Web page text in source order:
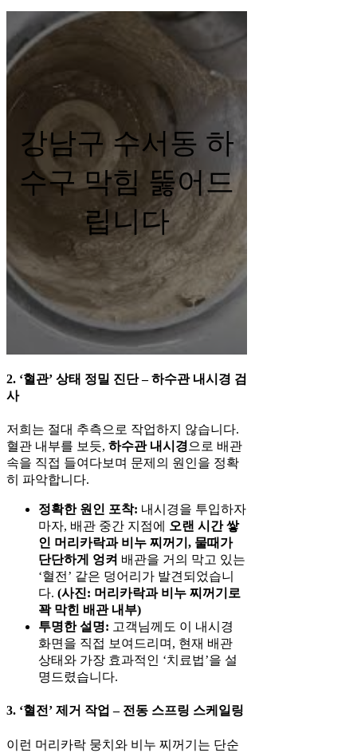
강남구 수서동 하
수구 막힘 뚫어드
립니다
2. ‘혈관’ 상태 정밀 진단 – 하수관 내시경 검
사
저희는 절대 추측으로 작업하지 않습니다.
혈관 내부를 보듯, 하수관 내시경으로 배관
속을 직접 들여다보며 문제의 원인을 정확
히 파악합니다.
정확한 원인 포착: 내시경을 투입하자
마자, 배관 중간 지점에 오랜 시간 쌓
인 머리카락과 비누 찌꺼기, 물때가
단단하게 엉켜 배관을 거의 막고 있는
‘혈전’ 같은 덩어리가 발견되었습니
다. (사진: 머리카락과 비누 찌꺼기로
꽉 막힌 배관 내부)
투명한 설명: 고객님께도 이 내시경
화면을 직접 보여드리며, 현재 배관
상태와 가장 효과적인 ‘치료법’을 설
명드렸습니다.
3. ‘혈전’ 제거 작업 – 전동 스프링 스케일링
이런 머리카락 뭉치와 비누 찌꺼기는 단순